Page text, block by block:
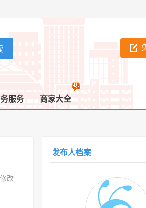
服务 商家大全
修改
发布人档案